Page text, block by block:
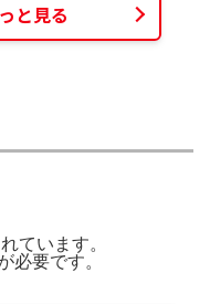
と見る
ています。
必要です。